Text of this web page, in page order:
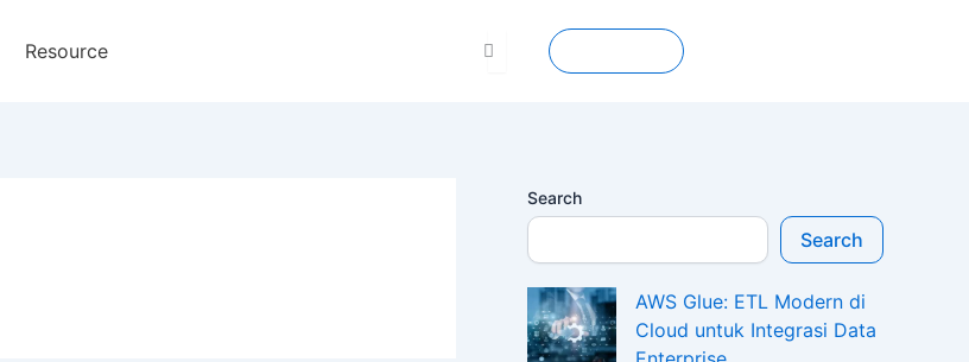
Resource
Search
Search
AWS Glue: ETL Modern di
Cloud untuk Integrasi Data